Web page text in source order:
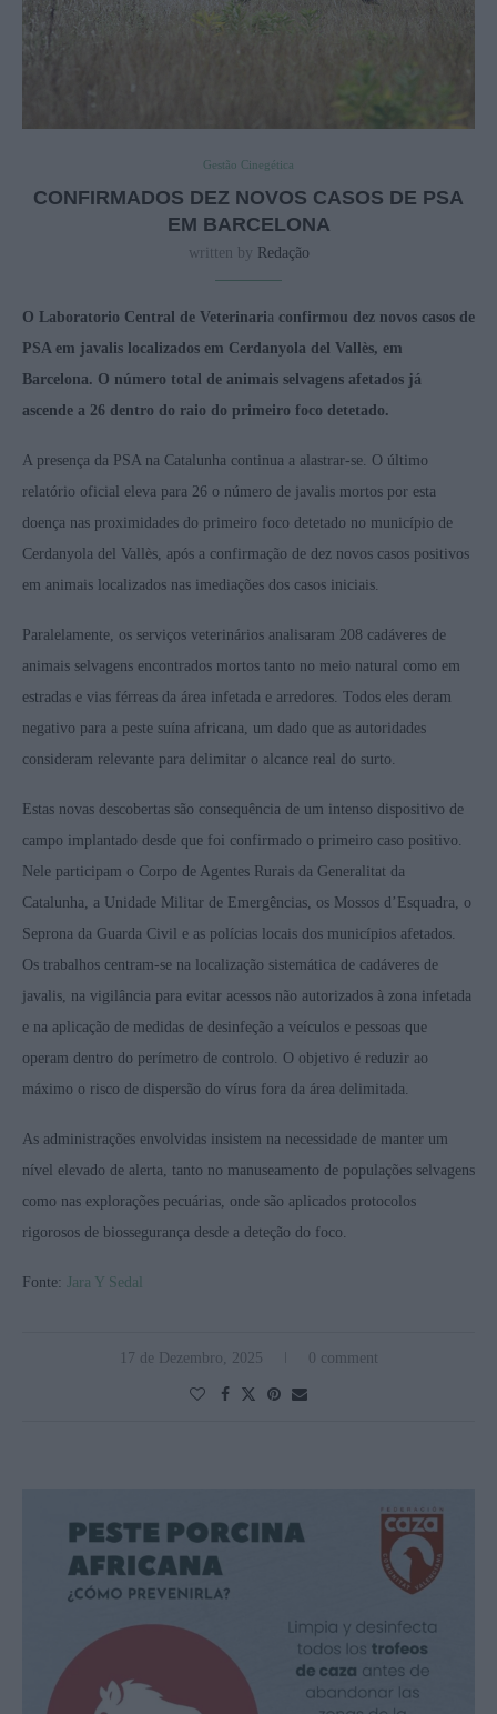
Gestão Cinegética
CONFIRMADOS DEZ NOVOS CASOS DE PSA
EM BARCELONA
written by Redação
O Laboratorio Central de Veterinaria confirmou dez novos casos de
PSA em javalis localizados em Cerdanyola del Vallès, em
Barcelona. O número total de animais selvagens afetados já
ascende a 26 dentro do raio do primeiro foco detetado.
A presença da PSA na Catalunha continua a alastrar-se. O último
relatório oficial eleva para 26 o número de javalis mortos por esta
doença nas proximidades do primeiro foco detetado no município de
Cerdanyola del Vallès, após a confirmação de dez novos casos positivos
em animais localizados nas imediações dos casos iniciais.
Paralelamente, os serviços veterinários analisaram 208 cadáveres de
animais selvagens encontrados mortos tanto no meio natural como em
estradas e vias férreas da área infetada e arredores. Todos eles deram
negativo para a peste suína africana, um dado que as autoridades
consideram relevante para delimitar o alcance real do surto.
Estas novas descobertas são consequência de um intenso dispositivo de
campo implantado desde que foi confirmado o primeiro caso positivo.
Nele participam o Corpo de Agentes Rurais da Generalitat da
Catalunha, a Unidade Militar de Emergências, os Mossos d’Esquadra, o
Seprona da Guarda Civil e as polícias locais dos municípios afetados.
Os trabalhos centram-se na localização sistemática de cadáveres de
javalis, na vigilância para evitar acessos não autorizados à zona infetada
e na aplicação de medidas de desinfeção a veículos e pessoas que
operam dentro do perímetro de controlo. O objetivo é reduzir ao
máximo o risco de dispersão do vírus fora da área delimitada.
As administrações envolvidas insistem na necessidade de manter um
nível elevado de alerta, tanto no manuseamento de populações selvagens
como nas explorações pecuárias, onde são aplicados protocolos
rigorosos de biossegurança desde a deteção do foco.
Fonte: Jara Y Sedal
17 de Dezembro, 2025 0 comment